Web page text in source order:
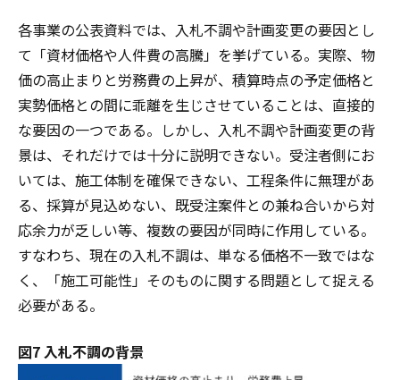
各事業の公表資料では、入札不調や計画変更の要因とし
て「資材価格や人件費の高騰」を挙げている。実際、物
価の高止まりと労務費の上昇が、積算時点の予定価格と
実勢価格との間に乖離を生じさせていることは、直接的
な要因の一つである。しかし、入札不調や計画変更の背
景は、それだけでは十分に説明できない。受注者側にお
いては、施工体制を確保できない、工程条件に無理があ
る、採算が見込めない、既受注案件との兼ね合いから対
応余力が乏しい等、複数の要因が同時に作用している。
すなわち、現在の入札不調は、単なる価格不一致ではな
く、「施工可能性」そのものに関する問題として捉える
必要がある。
図7 入札不調の背景